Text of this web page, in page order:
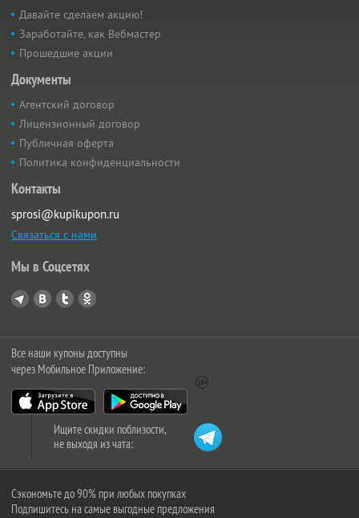
Давайте сделаем акцию!
Заработайте, как Вебмастер
Прошедшие акции
Документы
Агентский договор
Лицензионный договор
Публичная оферта
Политика конфиденциальности
Контакты
sprosi@kupikupon.ru
Связаться с нами
Мы в Соцсетях
Все наши купоны доступны
через Мобильное Приложение:
Ищите скидки поблизости,
не выходя из чата:
Сэкономьте до 90% при любых покупках
Подпишитесь на самые выгодные предложения